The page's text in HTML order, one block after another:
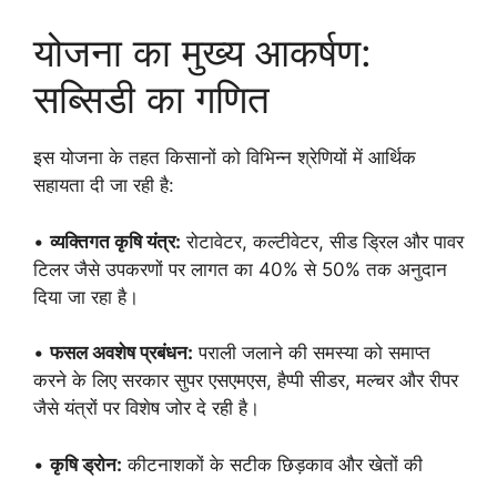
योजना का मुख्य आकर्षण:
सब्सिडी का गणित
इस योजना के तहत किसानों को विभिन्न श्रेणियों में आर्थिक
सहायता दी जा रही है:
•व्यक्तिगत कृषि यंत्र: रोटावेटर, कल्टीवेटर, सीड ड्रिल और पावर
टिलर जैसे उपकरणों पर लागत का 40% से 50% तक अनुदान
दिया जा रहा है।
•फसल अवशेष प्रबंधन: पराली जलाने की समस्या को समाप्त
करने के लिए सरकार सुपर एसएमएस, हैप्पी सीडर, मल्चर और रीपर
जैसे यंत्रों पर विशेष जोर दे रही है।
•कृषि ड्रोन: कीटनाशकों के सटीक छिड़काव और खेतों की